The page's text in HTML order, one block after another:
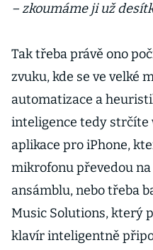
– zkoumáme ji už
Tak třeba právě ono
zvuku, kde se ve velké
automatizace a
inteligence tedy strčíte
aplikace pro iPhone,
mikrofonu převedou
ansámblu, nebo třeba
Music Solutions, který
klavír inteligentně